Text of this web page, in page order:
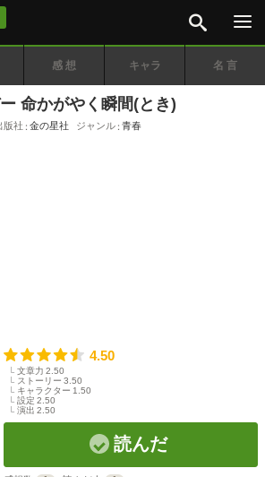
感想 キャラ 名言
命かがやく瞬間(とき)
版社 金の星社 ジャンル 青春
4.50
文章力 2.50
ストーリー 3.50
キャラクター 1.50
設定 2.50
演出 2.50
読んだ